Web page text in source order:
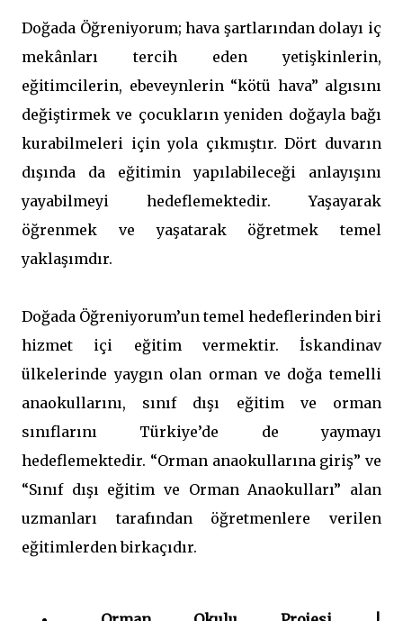
Doğada Öğreniyorum; hava şartlarından dolayı iç
mekânları tercih eden yetişkinlerin,
eğitimcilerin, ebeveynlerin “kötü hava” algısını
değiştirmek ve çocukların yeniden doğayla bağı
kurabilmeleri için yola çıkmıştır. Dört duvarın
dışında da eğitimin yapılabileceği anlayışını
yayabilmeyi hedeflemektedir. Yaşayarak
öğrenmek ve yaşatarak öğretmek temel
yaklaşımdır.
Doğada Öğreniyorum’un temel hedeflerinden biri
hizmet içi eğitim vermektir. İskandinav
ülkelerinde yaygın olan orman ve doğa temelli
anaokullarını, sınıf dışı eğitim ve orman
sınıflarını Türkiye’de de yaymayı
hedeflemektedir. “Orman anaokullarına giriş” ve
“Sınıf dışı eğitim ve Orman Anaokulları” alan
uzmanları tarafından öğretmenlere verilen
eğitimlerden birkaçıdır.